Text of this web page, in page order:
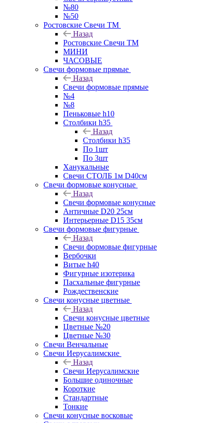
№80
№50
Ростовские Свечи ТМ
Назад
Ростовские Свечи ТМ
МИНИ
ЧАСОВЫЕ
Свечи формовые прямые
Назад
Свечи формовые прямые
№4
№8
Пеньковые h10
Столбики h35
Назад
Столбики h35
По 1шт
По 3шт
Ханукальные
Свечи СТОЛБ 1м D40см
Свечи формовые конусные
Назад
Свечи формовые конусные
Античные D20 25см
Интерьерные D15 35см
Свечи формовые фигурные
Назад
Свечи формовые фигурные
Вербочки
Витые h40
Фигурные изотерика
Пасхальные фигурные
Рождественские
Свечи конусные цветные
Назад
Свечи конусные цветные
Цветные №20
Цветные №30
Свечи Венчальные
Свечи Иерусалимские
Назад
Свечи Иерусалимские
Большие одиночные
Короткие
Стандартные
Тонкие
Свечи конусные восковые